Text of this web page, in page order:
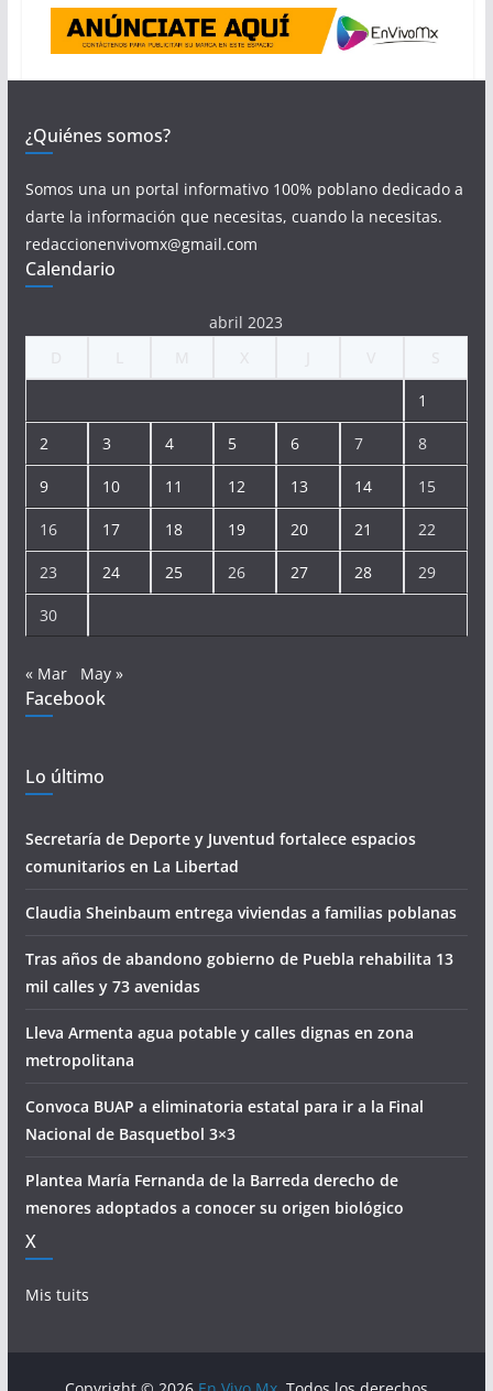
¿Quiénes somos?
Somos una un portal informativo 100% poblano dedicado a
darte la información que necesitas, cuando la necesitas.
redaccionenvivomx@gmail.com
Calendario
abril 2023
1
2 3 4 5 6 7 8
9 10 11 12 13 14 15
16 17 18 19 20 21 22
23 24 25 26 27 28 29
30
« Mar May »
Facebook
Lo último
Secretaría de Deporte y Juventud fortalece espacios
comunitarios en La Libertad
Claudia Sheinbaum entrega viviendas a familias poblanas
Tras años de abandono gobierno de Puebla rehabilita 13
mil calles y 73 avenidas
Lleva Armenta agua potable y calles dignas en zona
metropolitana
Convoca BUAP a eliminatoria estatal para ir a la Final
Nacional de Basquetbol 3×3
Plantea María Fernanda de la Barreda derecho de
menores adoptados a conocer su origen biológico
X
Mis tuits